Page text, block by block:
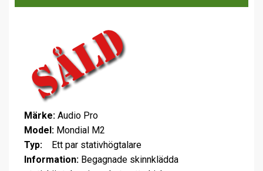
Märke: Audio Pro
Model: Mondial M2
Typ:
Ett par stativhögtalare
Information: Begagnade skinnklädda